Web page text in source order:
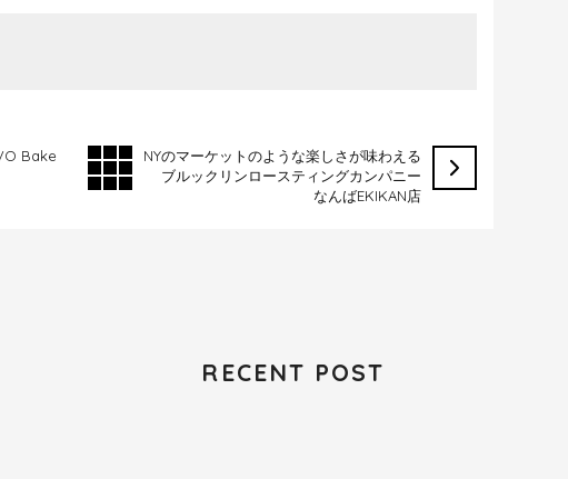
Bake
NYのマーケットのような楽しさが味わえる
ブルックリンロースティングカンパニー
なんばEKIKAN店
RECENT POST